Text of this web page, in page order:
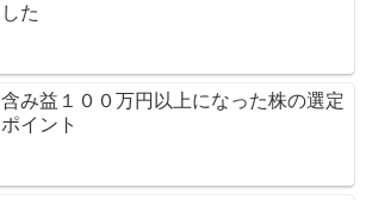
した
含み益１００万円以上になった株の選定
ポイント